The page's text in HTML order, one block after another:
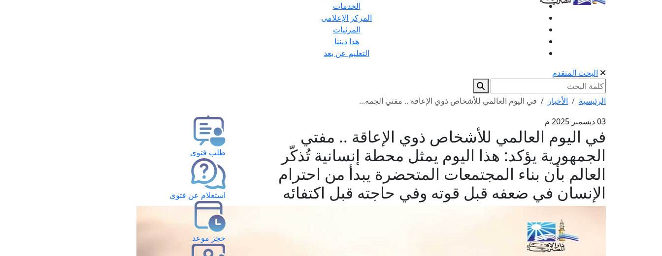
الخدمات
المركز الإعلامى
المرئيات
هذا ديننا
التعليم عن بعد
البحث المتقدم
الرئيسية الأخبار
في اليوم العالمي للأشخاص ذوي الإعاقة .. مفتي الجمه...
03 ديسمبر 2025 م
في اليوم العالمي للأشخاص ذوي الإعاقة .. مفتي
الجمهورية يؤكد: هذا اليوم يمثل محطة إنسانية تُذكّر
العالم بأن بناء المجتمعات المتحضرة يبدأ من احترام
الإنسان في ضعفه قبل قوته وفي حاجته قبل اكتفائه
طلب فتوى
استعلام عن فتوى
حجز موعد